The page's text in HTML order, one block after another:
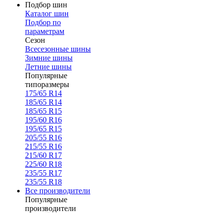
Подбор шин
Каталог шин
Подбор по
параметрам
Сезон
Всесезонные шины
Зимние шины
Летние шины
Популярные
типоразмеры
175/65 R14
185/65 R14
185/65 R15
195/60 R16
195/65 R15
205/55 R16
215/55 R16
215/60 R17
225/60 R18
235/55 R17
235/55 R18
Все производители
Популярные
производители